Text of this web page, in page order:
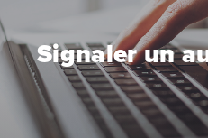
Signaler un